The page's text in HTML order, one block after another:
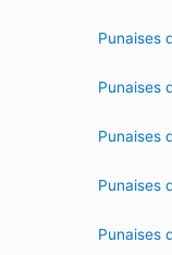
Punaises
Punaises
Punaises
Punaises
Punaises